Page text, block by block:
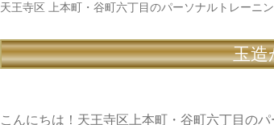
天王寺区 上本町・谷町六丁目のパーソナルトレーニ
玉造
こんにちは！天王寺区上本町・谷町六丁目の